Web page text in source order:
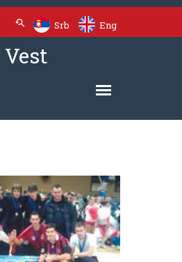
Srb Eng
Vest